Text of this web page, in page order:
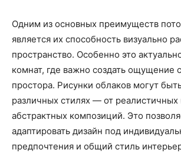
Одним из основных преимуществ
является их способность визуально
пространство. Особенно это
комнат, где важно создать ощущение
простора. Рисунки облаков могут
различных стилях — от
абстрактных композиций. Это
адаптировать дизайн под
предпочтения и общий стиль